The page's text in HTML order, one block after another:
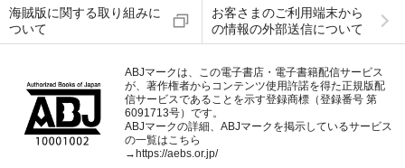
海賊版に関する取り組みに
ついて
お客さまのご利用端末から
の情報の外部送信について
ABJマークは、この電子書店・電子書籍配信サービス
が、著作権者からコンテンツ使用許諾を得た正規版配
信サービスであることを示す登録商標（登録番号 第
6091713号）です。
ABJマークの詳細、ABJマークを掲示しているサービス
の一覧はこちら
→ https://aebs.or.jp/